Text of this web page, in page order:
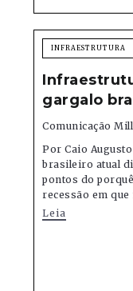
INFRAESTRUTURA
gargalo
Comunicação
Por Caio
brasileiro atual
pontos do
recessão em
Leia